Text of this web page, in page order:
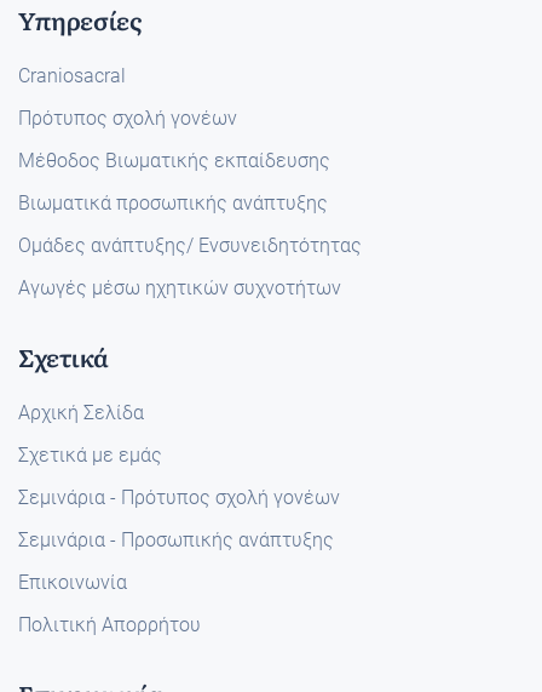
Υπηρεσίες
Craniosacral
Πρότυπος σχολή γονέων
Μέθοδος Βιωματικής εκπαίδευσης
Βιωματικά προσωπικής ανάπτυξης
Ομάδες ανάπτυξης/ Ενσυνειδητότητας
Αγωγές μέσω ηχητικών συχνοτήτων
Σχετικά
Αρχική Σελίδα
Σχετικά με εμάς
Σεμινάρια - Πρότυπος σχολή γονέων
Σεμινάρια - Προσωπικής ανάπτυξης
Επικοινωνία
Πολιτική Απορρήτου